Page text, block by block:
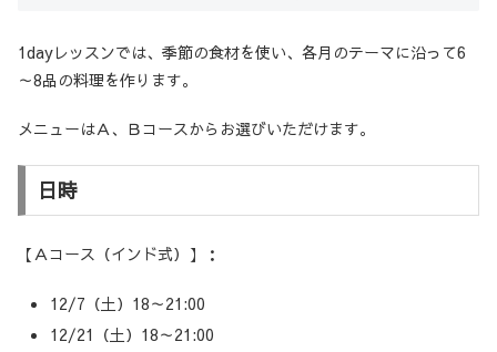
1dayレッスンでは、季節の食材を使い、各月のテーマに沿って6
～8品の料理を作ります。
メニューはＡ、Ｂコースからお選びいただけます。
日時
【Ａコース（インド式）】：
12/7（土）18～21:00
12/21（土）18～21:00